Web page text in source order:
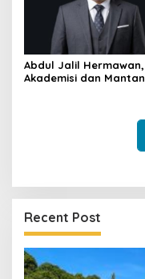
Abdul Jalil Hermawan,
Akademisi dan Mantan
Recent Post